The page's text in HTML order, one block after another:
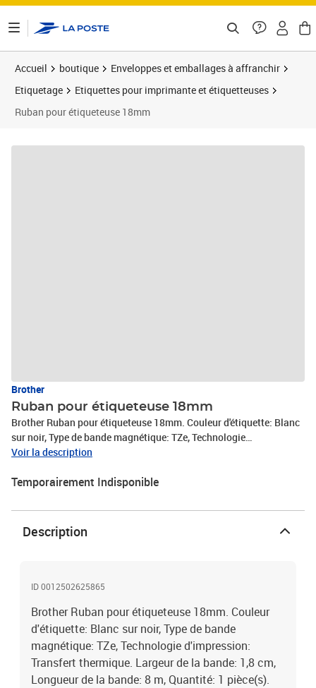
Accueil boutique
Enveloppes et emballages à affranchir
Etiquetage
Etiquettes pour imprimante et étiquetteuses
Ruban pour étiqueteuse 18mm
Brother
Ruban pour étiqueteuse 18mm
Brother Ruban pour étiqueteuse 18mm. Couleur d'étiquette: Blanc
sur noir, Type de bande magnétique: TZe, Technologie
d'impression: Transfert thermique. Largeur de la bande: 1,8 cm,
magnétique: 1,8 cm
Voir la description
Temporairement Indisponible
Description
ID 0012502625865
Brother Ruban pour étiqueteuse 18mm. Couleur
d'étiquette: Blanc sur noir, Type de bande
magnétique: TZe, Technologie d'impression:
Transfert thermique. Largeur de la bande: 1,8 cm,
Longueur de la bande: 8 m, Quantité: 1 pièce(s).